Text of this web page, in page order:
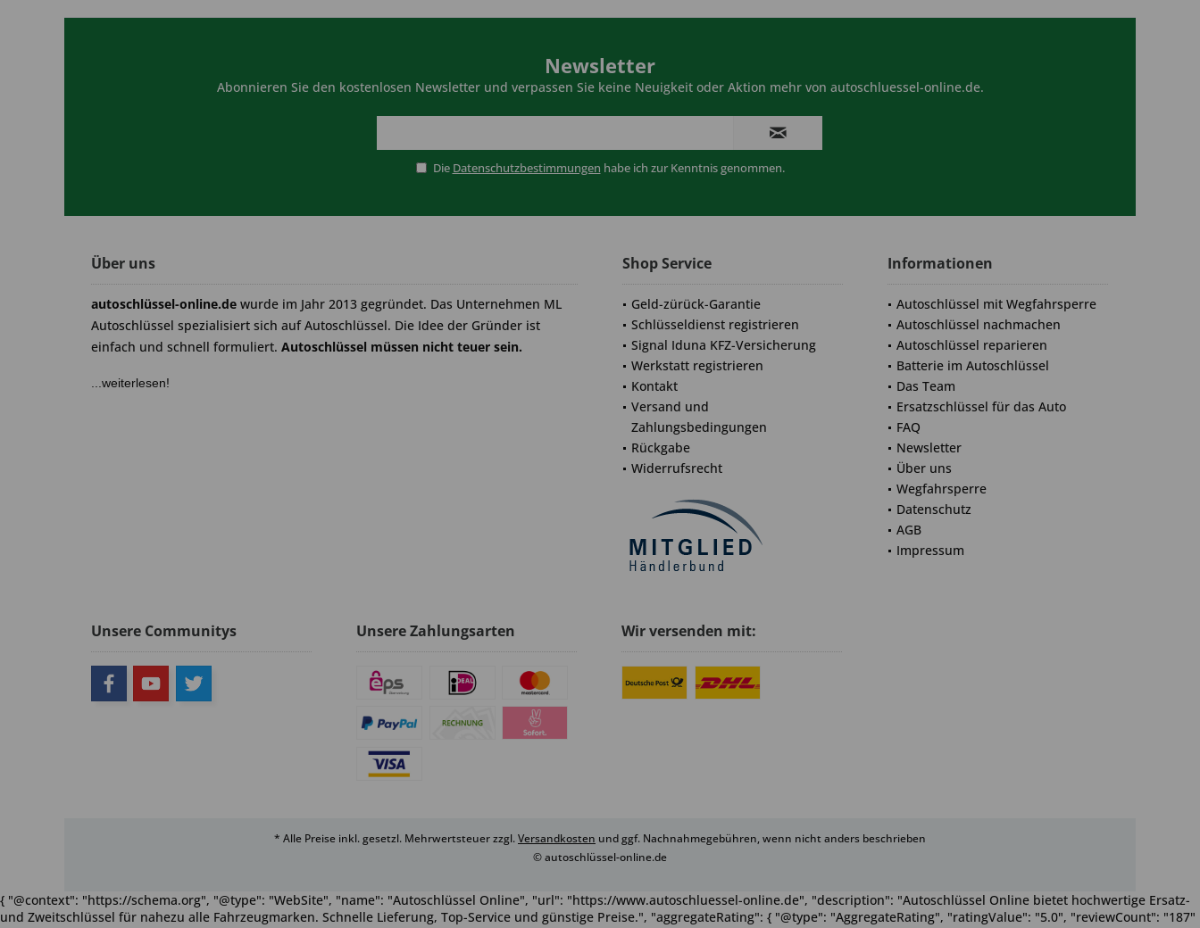
Newsletter
Abonnieren Sie den kostenlosen Newsletter und verpassen Sie keine Neuigkeit oder Aktion mehr von autoschluessel-online.de.
Die Datenschutzbestimmungen habe ich zur Kenntnis genommen.
Über uns
autoschlüssel-online.de wurde im Jahr 2013 gegründet. Das Unternehmen ML
Autoschlüssel spezialisiert sich auf Autoschlüssel. Die Idee der Gründer ist
einfach und schnell formuliert. Autoschlüssel müssen nicht teuer sein.
...weiterlesen!
Shop Service
Geld-zürück-Garantie
Schlüsseldienst registrieren
Signal Iduna KFZ-Versicherung
Werkstatt registrieren
Kontakt
Versand und
Zahlungsbedingungen
Rückgabe
Widerrufsrecht
Informationen
Autoschlüssel mit Wegfahrsperre
Autoschlüssel nachmachen
Autoschlüssel reparieren
Batterie im Autoschlüssel
Das Team
Ersatzschlüssel für das Auto
FAQ
Newsletter
Über uns
Wegfahrsperre
Datenschutz
AGB
Impressum
Unsere Communitys Unsere Zahlungsarten Wir versenden mit:
* Alle Preise inkl. gesetzl. Mehrwertsteuer zzgl.Versandkosten und ggf. Nachnahmegebühren, wenn nicht anders beschrieben
© autoschlüssel-online.de
{ "@context": "https://schema.org", "@type": "WebSite", "name": "Autoschlüssel Online", "url": "https://www.autoschluessel-online.de", "description": "Autoschlüssel Online bietet hochwertige Ersatz-
und Zweitschlüssel für nahezu alle Fahrzeugmarken. Schnelle Lieferung, Top-Service und günstige Preise.", "aggregateRating": { "@type": "AggregateRating", "ratingValue": "5.0", "reviewCount": "187"